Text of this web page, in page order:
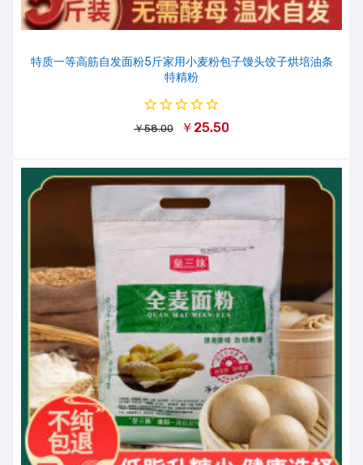
特质一等高筋自发面粉5斤家用小麦粉包子馒头饺子烘培油条
特精粉
￥58.00 ￥25.50